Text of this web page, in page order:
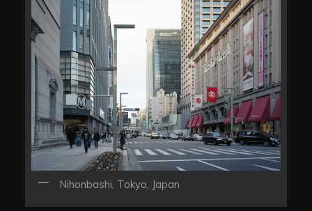
Nihonbashi, Tokyo, Japan